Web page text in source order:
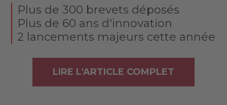
Plus de 300 brevets déposés
Plus de 60 ans d'innovation
2 lancements majeurs cette année
LIRE L'ARTICLE COMPLET